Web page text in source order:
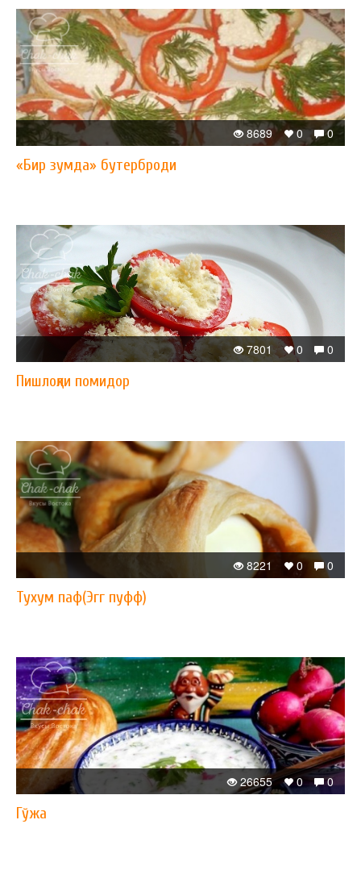
0
0
8689
«Бир зумда» бутерброди
0
0
7801
Пишлоқли помидор
0
0
8221
Тухум паф(Эгг пуфф)
0
0
26655
Гўжа